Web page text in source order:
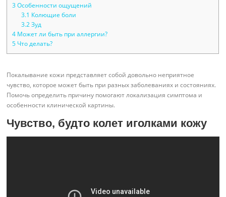
3 Особенности ощущений
3.1 Колющие боли
3.2Зуд
4 Может ли быть при аллергии?
5 Что делать?
Покалывание кожи представляет собой довольно неприятное
чувство, которое может быть при разных заболеваниях и состояниях.
Помочь определить причину помогают локализация симптома и
особенности клинической картины.
Чувство, будто колет иголками кожу